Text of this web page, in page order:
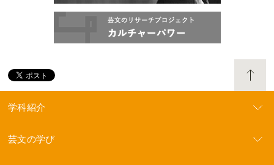
学科紹介
芸文の学び